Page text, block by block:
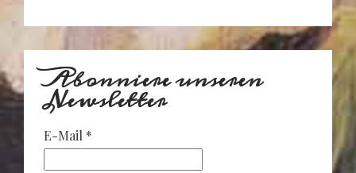
Abonniere unseren
Newsletter
E-Mail *